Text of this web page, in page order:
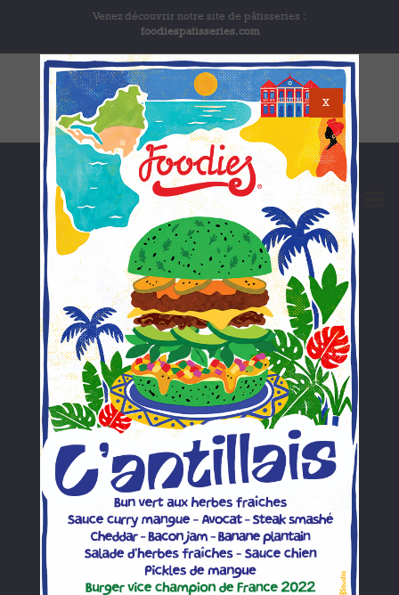
Venez découvrir notre site de pâtisseries :
foodiespatisseries.com
FOOD TRUCK
Let's go
X